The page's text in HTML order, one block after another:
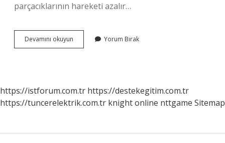
parçacıklarının hareketi azalır…
Devamını okuyun Genleşme
Nedir
Yorum Bırak
https://istforum.com.tr https://destekegitim.com.tr
https://tuncerelektrik.com.tr knight online nttgame Sitemap